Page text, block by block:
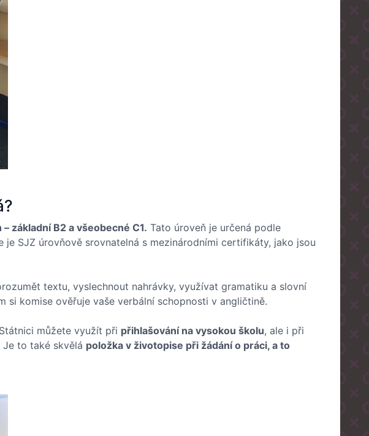
základní B2 a všeobecné C1. Tato úroveň je určená podle
je SJZ úrovňově srovnatelná s mezinárodními certifikáty, jako jsou
textu, vyslechnout nahrávky, využívat gramatiku a slovní
si komise ověřuje vaše verbální schopnosti v angličtině.
můžete využít při přihlašování na vysokou školu, ale i při
Je to také skvělá položka v životopise při žádání o práci, a to